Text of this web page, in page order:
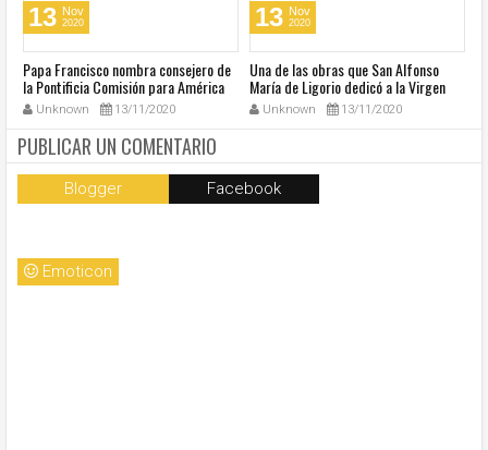
13 Nov
2020
Papa Francisco nombra consejero de
la Pontificia Comisión para América
Latina
Unknown 13/11/2020
13 Nov
2020
Una de las obras que San Alfonso
María de Ligorio dedicó a la Virgen
cumple 270 años
Unknown 13/11/2020
PUBLICAR UN COMENTARIO
Blogger Facebook
Emoticon